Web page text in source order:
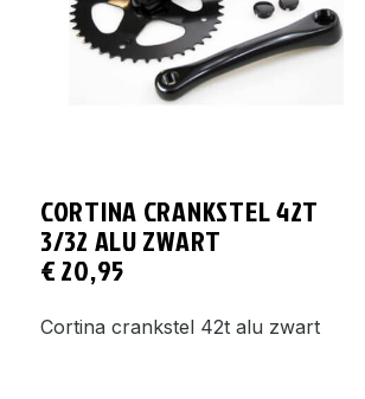
CORTINA CRANKSTEL 42T
3/32 ALU ZWART
€20,95
Cortina crankstel 42t alu zwart